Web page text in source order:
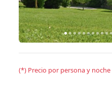
(*) Precio por persona y